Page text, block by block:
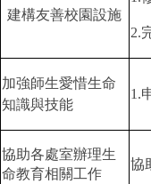
建構友善校園設施
2.
加強師生愛惜生命
知識與技能
1.
協助各處室辦理生
命教育相關工作
協